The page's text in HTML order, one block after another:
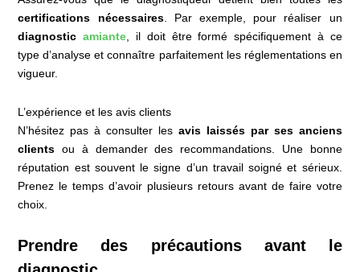
certifications nécessaires. Par exemple, pour réaliser un
diagnosticamiante, il doit être formé spécifiquement à ce
type d’analyse et connaître parfaitement les réglementations en
vigueur.
L’expérience et les avis clients
N’hésitez pas à consulter les avis laissés par ses anciens
clients ou à demander des recommandations. Une bonne
réputation est souvent le signe d’un travail soigné et sérieux.
Prenez le temps d’avoir plusieurs retours avant de faire votre
choix.
Prendre des précautions avant le